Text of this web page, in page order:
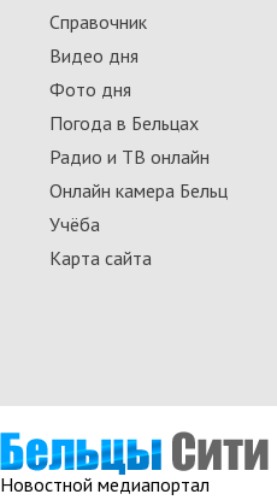
Справочник
Видео дня
Фото дня
Погода в Бельцах
Радио и ТВ онлайн
Онлайн камера Бельц
Учёба
Карта сайта
Новостной медиапортал